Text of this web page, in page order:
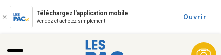
Téléchargez l'application mobile
Vendez et achetez simplement
Ouvrir